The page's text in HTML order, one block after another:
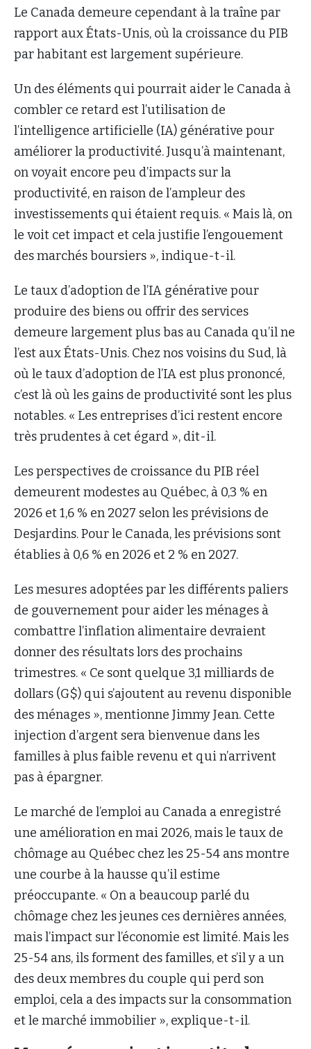
Le Canada demeure cependant à la traîne par
rapport aux États-Unis, où la croissance du PIB
par habitant est largement supérieure.
Un des éléments qui pourrait aider le Canada à
combler ce retard est l’utilisation de
l’intelligence artificielle (IA) générative pour
améliorer la productivité. Jusqu’à maintenant,
on voyait encore peu d’impacts sur la
productivité, en raison de l’ampleur des
investissements qui étaient requis. « Mais là, on
le voit cet impact et cela justifie l’engouement
des marchés boursiers », indique-t-il.
Le taux d’adoption de l’IA générative pour
produire des biens ou offrir des services
demeure largement plus bas au Canada qu’il ne
l’est aux États-Unis. Chez nos voisins du Sud, là
où le taux d’adoption de l’IA est plus prononcé,
c’est là où les gains de productivité sont les plus
notables. « Les entreprises d’ici restent encore
très prudentes à cet égard », dit-il.
Les perspectives de croissance du PIB réel
demeurent modestes au Québec, à 0,3 % en
2026 et 1,6 % en 2027 selon les prévisions de
Desjardins. Pour le Canada, les prévisions sont
établies à 0,6 % en 2026 et 2 % en 2027.
Les mesures adoptées par les différents paliers
de gouvernement pour aider les ménages à
combattre l’inflation alimentaire devraient
donner des résultats lors des prochains
trimestres. « Ce sont quelque 3,1 milliards de
dollars (G$) qui s’ajoutent au revenu disponible
des ménages », mentionne Jimmy Jean. Cette
injection d’argent sera bienvenue dans les
familles à plus faible revenu et qui n’arrivent
pas à épargner.
Le marché de l’emploi au Canada a enregistré
une amélioration en mai 2026, mais le taux de
chômage au Québec chez les 25-54 ans montre
une courbe à la hausse qu’il estime
préoccupante. « On a beaucoup parlé du
chômage chez les jeunes ces dernières années,
mais l’impact sur l’économie est limité. Mais les
25-54 ans, ils forment des familles, et s’il y a un
des deux membres du couple qui perd son
emploi, cela a des impacts sur la consommation
et le marché immobilier », explique-t-il.